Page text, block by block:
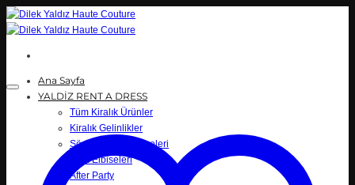
İçeriğe
atla
Ana Sayfa
YALDİZ RENT A DRESS
Tüm Kiralık Ürünler
Kiralık Gelinlikler
Söz ve Nişan elbiseleri
Kına Elbiseleri
After Party